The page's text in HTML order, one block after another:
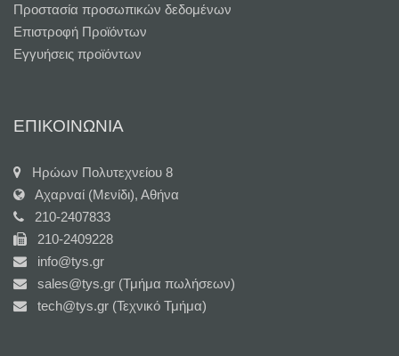
Προστασία προσωπικών δεδομένων
Επιστροφή Προϊόντων
Εγγυήσεις προϊόντων
ΕΠΙΚΟΙΝΩΝΙΑ
Ηρώων Πολυτεχνείου 8
Αχαρναί (Μενίδι), Αθήνα
210-2407833
210-2409228
info@tys.gr
sales@tys.gr (Τμήμα πωλήσεων)
tech@tys.gr (Τεχνικό Τμήμα)